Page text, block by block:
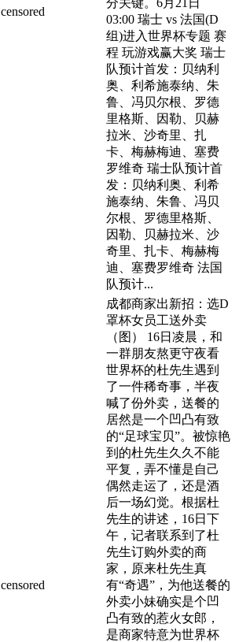
censored
03:00 瑞士 vs 法国(D
组)进入世界杯专题 赛
程 玩游戏赢大奖 瑞士
队预计首发：贝纳利
奥、利希施泰纳、朱
鲁、冯贝尔根、罗德
里格斯、因勒、贝赫
拉米、沙奇里、扎
卡、梅赫梅迪、塞费
罗维奇 瑞士队预计首
发：贝纳利奥、利希
施泰纳、朱鲁、冯贝
尔根、罗德里格斯、
因勒、贝赫拉米、沙
奇里、扎卡、梅赫梅
迪、塞费罗维奇 法国
队预计...
censored
成都商家出新招：选D
罩杯女员工送外卖
（图） 16日凌晨，和
一群朋友熬更守夜看
世界杯的杜先生遇到
了一件稀奇事，半夜
喊了份外卖，送餐的
居然是一个凹凸有致
的“足球宝贝”。被惊艳
到的杜先生久久不能
平复，弄不懂是自己
偶然走运了，还是酒
后一场幻觉。根据杜
先生的讲述，16日下
午，记者联系到了杜
先生订购外卖的商
家，原来杜先生真
有“奇遇”，为他送餐的
外卖小妹确实是个凹
凸有致的惹火女郎，
是商家特意为世界杯